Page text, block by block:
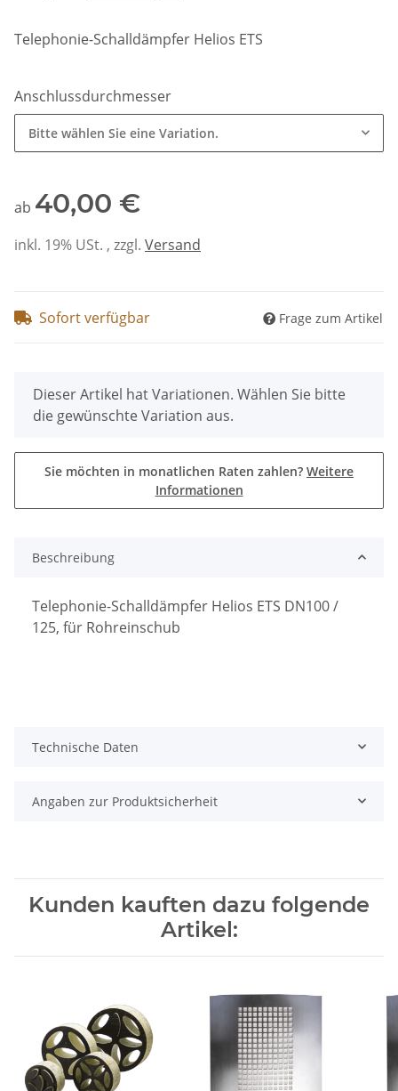
Telephonie-Schalldämpfer Helios ETS
Anschlussdurchmesser
Bitte wählen Sie eine Variation.
ab 40,00 €
inkl. 19% USt. , zzgl. Versand
Sofort verfügbar Frage zum Artikel
x
Dieser Artikel hat Variationen. Wählen Sie bitte
die gewünschte Variation aus.
Sie möchten in monatlichen Raten zahlen? Weitere
Informationen
Beschreibung
Telephonie-Schalldämpfer Helios ETS DN100 /
125, für Rohreinschub
Technische Daten
Angaben zur Produktsicherheit
Kunden kauften dazu folgende
Artikel: